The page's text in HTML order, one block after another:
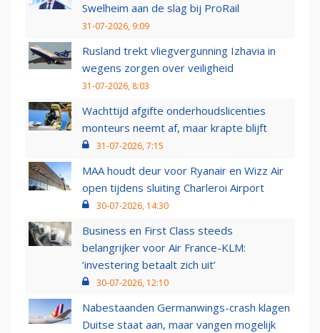
Swelheim aan de slag bij ProRail
31-07-2026, 9:09
Rusland trekt vliegvergunning Izhavia in
wegens zorgen over veiligheid
31-07-2026, 8:03
Wachttijd afgifte onderhoudslicenties
monteurs neemt af, maar krapte blijft
31-07-2026, 7:15
MAA houdt deur voor Ryanair en Wizz Air
open tijdens sluiting Charleroi Airport
30-07-2026, 14:30
Business en First Class steeds
belangrijker voor Air France-KLM:
‘investering betaalt zich uit’
30-07-2026, 12:10
Nabestaanden Germanwings-crash klagen
Duitse staat aan, maar vangen mogelijk